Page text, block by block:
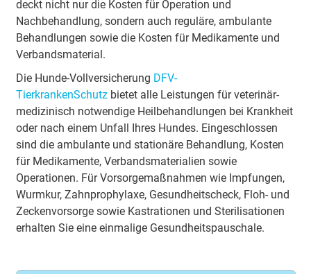
deckt nicht nur die Kosten für Operation und
Nachbehandlung, sondern auch reguläre, ambulante
Behandlungen sowie die Kosten für Medikamente und
Verbandsmaterial.
Die Hunde-Vollversicherung DFV-
TierkrankenSchutz bietet alle Leistungen für veterinär­
medizinisch notwendige Heilbehandlungen bei Krankheit
oder nach einem Unfall Ihres Hundes. Eingeschlossen
sind die ambulante und stationäre Behandlung, Kosten
für Medikamente, Verbandsmaterialien sowie
Operationen. Für Vorsorgemaßnahmen wie Impfungen,
Wurmkur, Zahnprophylaxe, Gesundheitscheck, Floh- und
Zeckenvorsorge sowie Kastrationen und Sterilisationen
erhalten Sie eine einmalige Gesundheitspauschale.